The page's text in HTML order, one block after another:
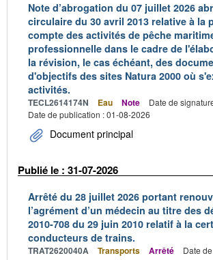
Note d’abrogation du 07 juillet 2026
circulaire du 30 avril 2013 relative à la
compte des activités de pêche
professionnelle dans le cadre de
la révision, le cas échéant, des
d'objectifs des sites Natura 2000 où
activités.
TECL2614174N Eau Note
Date de
Date de publication : 01-08-2026
Document principal
Publié le : 31-07-2026
Arrêté du 28 juillet 2026 portant
l’agrément d’un médecin au titre des
2010-708 du 29 juin 2010 relatif à la
conducteurs de trains.
TRAT2620040A Transports Arrêté
Date